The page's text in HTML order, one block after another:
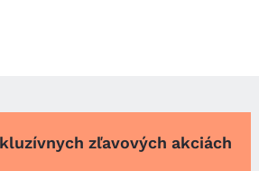
zľavových akciách